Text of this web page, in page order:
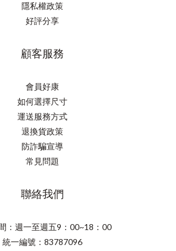
隱私權政策
好評分享
顧客服務
會員好康
如何選擇尺寸
運送服務方式
退換貨政策
防詐騙宣導
常見問題
聯絡我們
：週一至週五9：00~18：00
統一編號：83787096